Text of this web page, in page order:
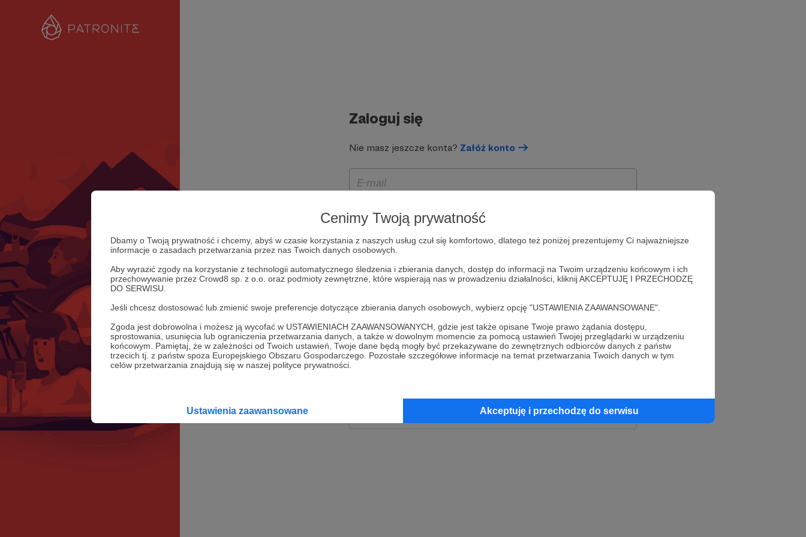
Cenimy Twoją prywatność
Dbamy o Twoją prywatność i chcemy, abyś w czasie korzystania z naszych usług czuł się komfortowo, dlatego też poniżej prezentujemy Ci najważniejsze
informacje o zasadach przetwarzania przez nas Twoich danych osobowych.
Aby wyrazić zgody na korzystanie z technologii automatycznego śledzenia i zbierania danych, dostęp do informacji na Twoim urządzeniu końcowym i ich
przechowywanie przez Crowd8 sp. z o.o. oraz podmioty zewnętrzne, które wspierają nas w prowadzeniu działalności, kliknij AKCEPTUJĘ I PRZECHODZĘ
DO SERWISU.
Jeśli chcesz dostosować lub zmienić swoje preferencje dotyczące zbierania danych osobowych, wybierz opcję "USTAWIENIA ZAAWANSOWANE".
Zgoda jest dobrowolna i możesz ją wycofać w USTAWIENIACH ZAAWANSOWANYCH, gdzie jest także opisane Twoje prawo żądania dostępu,
sprostowania, usunięcia lub ograniczenia przetwarzania danych, a także w dowolnym momencie za pomocą ustawień Twojej przeglądarki w urządzeniu
końcowym. Pamiętaj, że w zależności od Twoich ustawień, Twoje dane będą mogły być przekazywane do zewnętrznych odbiorców danych z państw
trzecich tj. z państw spoza Europejskiego Obszaru Gospodarczego. Pozostałe szczegółowe informacje na temat przetwarzania Twoich danych w tym
celów przetwarzania znajdują się w naszej polityce prywatności.
Ustawienia zaawansowane Akceptuję i przechodzę do serwisu
Zaloguj się
Nie masz jeszcze konta? Załóż konto
Zapamiętaj mnie
lub
Kontynuuj z Apple